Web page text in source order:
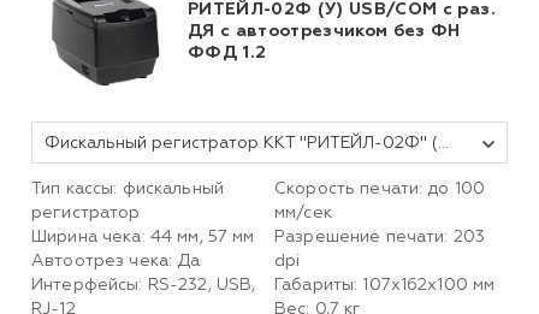
РИТЕЙЛ-02Ф (У) USB/COM с раз.
ДЯ с автоотрезчиком без ФН
ФФД 1.2
Фискальный регистратор ККТ "РИТЕЙЛ-02Ф" (У) USB/COM с раз. ДЯ с автоотрезчиком (черный) без ФН
Тип кассы: фискальный
регистратор
Ширина чека: 44 мм, 57 мм
Автоотрез чека: Да
Интерфейсы: RS-232, USB,
RJ-12
Скорость печати: до 100
мм/сек
Разрешение печати: 203
dpi
Габариты: 107х162х100 мм
Вес: 0,7 кг